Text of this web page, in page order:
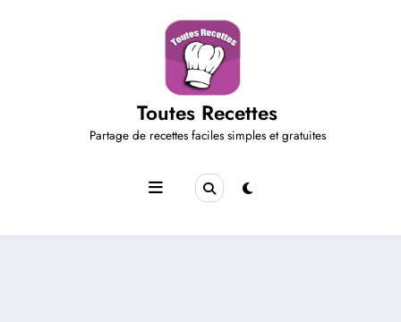
Toutes Recettes
Partage de recettes faciles simples et gratuites